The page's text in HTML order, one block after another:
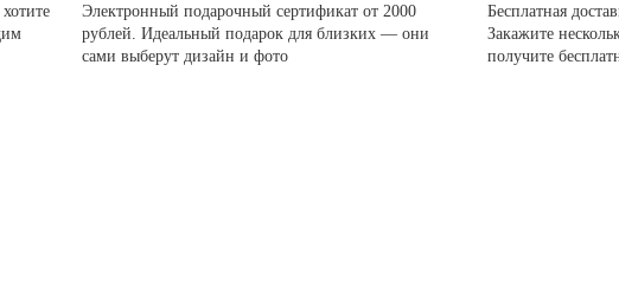
Электронный подарочный сертификат от 2000
рублей. Идеальный подарок для близких — они
сами выберут дизайн и фото
Бесплатная
Закажите
получите